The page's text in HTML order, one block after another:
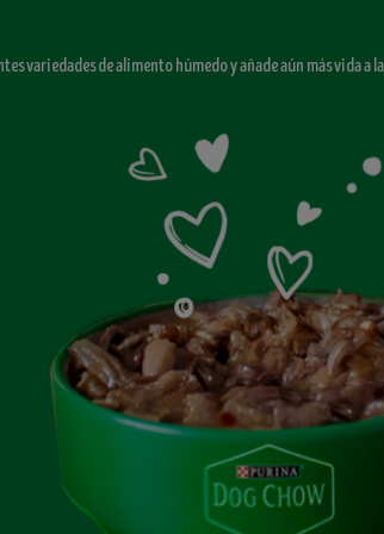
variedades de alimento húmedo y añade aún más vida